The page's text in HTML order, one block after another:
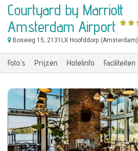
Courtyard by Marriott
Amsterdam Airport
Bosweg 15, 2131LX Hoofddorp (Amsterdam)
Foto's Prijzen Hotelinfo Faciliteiten